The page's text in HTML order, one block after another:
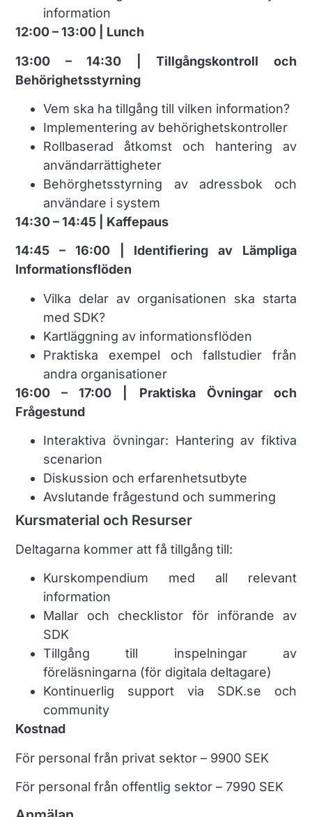
information
12:00 – 13:00 | Lunch
13:00 – 14:30 | Tillgångskontroll och
Behörighetsstyrning
Vem ska ha tillgång till vilken information?
Implementering av behörighetskontroller
Rollbaserad åtkomst och hantering av
användarrättigheter
Behörghetsstyrning av adressbok och
användare i system
14:30 – 14:45 | Kaffepaus
14:45 – 16:00 | Identifiering av Lämpliga
Informationsflöden
Vilka delar av organisationen ska starta
med SDK?
Kartläggning av informationsflöden
Praktiska exempel och fallstudier från
andra organisationer
16:00 – 17:00 | Praktiska Övningar och
Frågestund
Interaktiva övningar: Hantering av fiktiva
scenarion
Diskussion och erfarenhetsutbyte
Avslutande frågestund och summering
Kursmaterial och Resurser
Deltagarna kommer att få tillgång till:
Kurskompendium med all relevant
information
Mallar och checklistor för införande av
SDK
Tillgång till inspelningar av
föreläsningarna (för digitala deltagare)
Kontinuerlig support via SDK.se och
community
Kostnad
För personal från privat sektor – 9900 SEK
För personal från offentlig sektor – 7990 SEK